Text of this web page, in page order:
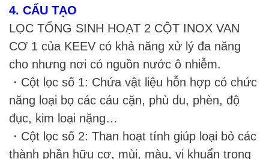
4. CẤU TẠO
LỌC TỔNG SINH HOẠT 2 CỘT INOX VAN
CƠ 1 của KEEV có khả năng xử lý đa năng
cho nhưng nơi có nguồn nước ô nhiễm.
・Cột lọc số 1: Chứa vật liệu hỗn hợp có chức
năng loại bọ các cáu cặn, phù du, phèn, độ
đục, kim loại nặng…
・Cột lọc số 2: Than hoạt tính giúp loại bỏ các
thành phần hữu cơ, mùi, màu, vi khuẩn trong